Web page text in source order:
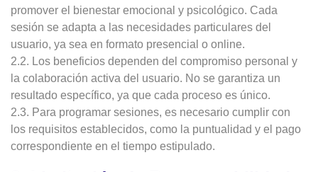
promover el bienestar emocional y psicológico. Cada
sesión se adapta a las necesidades particulares del
usuario, ya sea en formato presencial o online.
2.2. Los beneficios dependen del compromiso personal y
la colaboración activa del usuario. No se garantiza un
resultado específico, ya que cada proceso es único.
2.3. Para programar sesiones, es necesario cumplir con
los requisitos establecidos, como la puntualidad y el pago
correspondiente en el tiempo estipulado.